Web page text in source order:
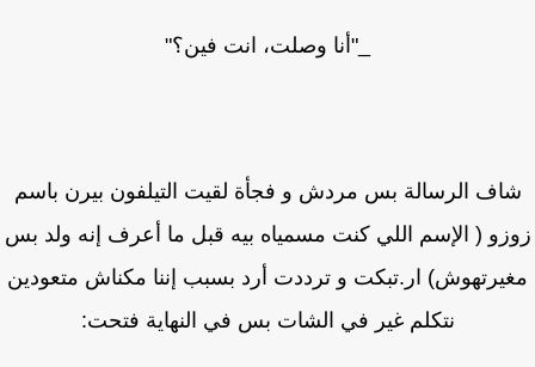
_"أنا وصلت، انت فين؟"
الرسالة بس مردش و فجأة لقيت التيلفون بيرن باسم
( الإسم اللي كنت مسمياه بيه قبل ما أعرف إنه ولد بس
ار.تبكت و ترددت أرد بسبب إننا مكناش متعودين
نتكلم غير في الشات بس في النهاية فتحت: